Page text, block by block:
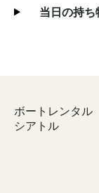
当日の持ち
ボートレンタル
シアトル